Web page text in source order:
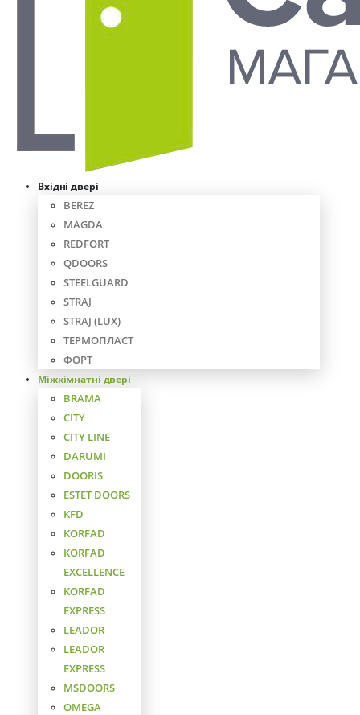
Вхідні двері
BEREZ
MAGDA
REDFORT
QDOORS
STEELGUARD
STRAJ
STRAJ (LUX)
ТЕРМОПЛАСТ
ФОРТ
Міжкімнатні двері
BRAMA
CITY
CITY LINE
DARUMI
DOORIS
ESTET DOORS
KFD
KORFAD
KORFAD
EXCELLENCE
KORFAD
EXPRESS
LEADOR
LEADOR
EXPRESS
MSDOORS
OMEGA